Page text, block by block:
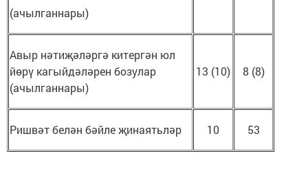
(ачылганнары)
Авыр нәтиҗәләргә китергән юл
йөрү кагыйдәләрен бозулар
(ачылганнары)
13 (10) 8 (8)
Ришвәт белән бәйле җинаятьләр 10 53